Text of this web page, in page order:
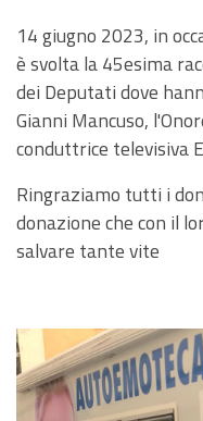
14 giugno 2023, in
è svolta la 45esima
dei Deputati dove
Gianni Mancuso,
conduttrice televisiva
Ringraziamo tutti i
donazione che con il
salvare tante vite